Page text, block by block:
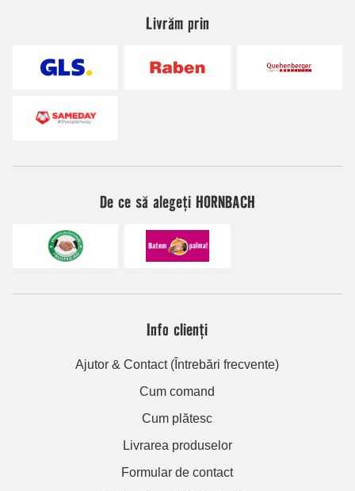
Livrăm prin
De ce să alegeți HORNBACH
Info clienți
Ajutor & Contact (Întrebări frecvente)
Cum comand
Cum plătesc
Livrarea produselor
Formular de contact